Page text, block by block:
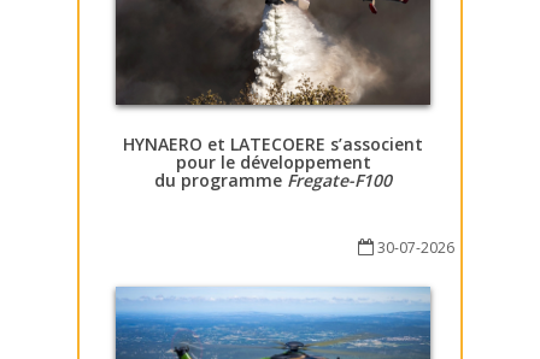
HYNAERO et LATECOERE s’associent
pour le développement
du programme Fregate-F100
30-07-2026